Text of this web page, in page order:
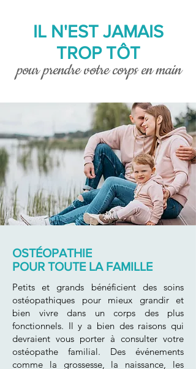
IL N'EST JAMAIS
TROP TÔT
pour prendre votre corps en main
OSTÉOPATHIE
POUR TOUTE LA FAMILLE
Petits et grands bénéficient des soins
ostéopathiques pour mieux grandir et
bien vivre dans un corps des plus
fonctionnels. Il y a bien des raisons qui
devraient vous porter à consulter votre
ostéopathe familial. Des événements
comme la grossesse, la naissance, les